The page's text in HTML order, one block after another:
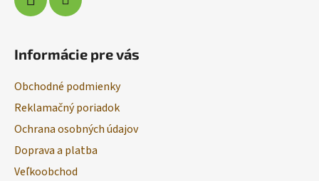
Informácie pre vás
Obchodné podmienky
Reklamačný poriadok
Ochrana osobných údajov
Doprava a platba
Veľkoobchod